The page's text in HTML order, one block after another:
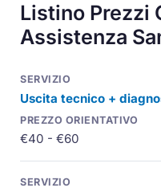
Listino
Assistenza
Uscita tecnico +
€40 - €60